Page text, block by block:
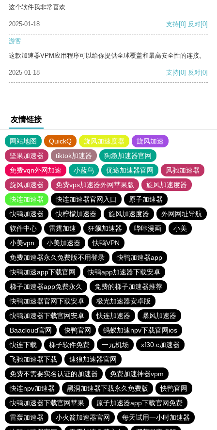
这个软件我非常喜欢
2025-01-18 支持[0] 反对[0]
游客
这款加速器VPM应用程序可以给你提供全球覆盖和最高安全性的连接。
2025-01-18 支持[0] 反对[0]
友情链接
网站地图 QuickQ 旋风加速度器
旋风加速
坚果加速器
tiktok加速器
狗急加速器官网
免费vqn外网加速
小蓝鸟 优途加速器官网
风驰加速器
旋风加速器
免费vps加速器外网苹果版
旋风加速度器
快连加速器
快连加速器官网入口
原子加速器
快鸭加速器
快柠檬加速器 旋风加速度器
外网网址导航
软件中心
雷霆加速 狂飙加速器 哔咔漫画
小美
小美vpn
小美加速器
快鸭VPN
免费加速器永久免费版不用登录
快鸭加速器app
快鸭加速app下载官网
快鸭app加速器下载安卓
梯子加速器app免费永久
免费的梯子加速器推荐
快鸭加速器官网下载安卓
极光加速器安卓版
快鸭加速器下载官网安卓
快连加速器
暴风加速器
Baacloud官网
快鸭官网
蚂蚁加速npv下载官网ios
快连下载
梯子软件免费 一元机场
xf30.c加速器
飞驰加速器下载
速狼加速器官网
免费不需要实名认证的加速器
免费加速神器vpm
快连npv加速器
黑洞加速器下载永久免费版
快鸭官网
快鸭加速器下载官网苹果
原子加速器app下载官网免费
雷轰加速器
小火箭加速器官网
每天试用一小时加速器